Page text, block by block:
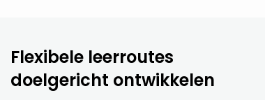
Flexibele leerroutes
doelgericht ontwikkelen